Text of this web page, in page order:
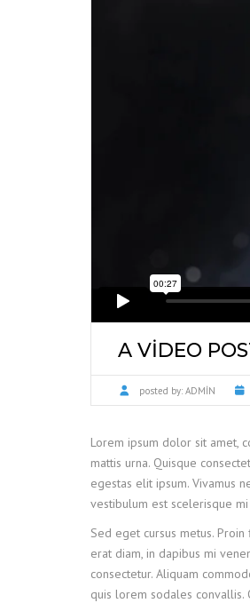
A VIDEO
posted by: ADMIN
Lorem ipsum dolor sit amet,
mattis urna. Quisque
egestas elit ipsum. Vivamus
vestibulum est scelerisque
Sed eget cursus metus.
erat diam, in dapibus mi
consectetur. Aliquam
quis lorem sodales convallis.